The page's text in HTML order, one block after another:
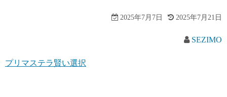
2025年7月7日 2025年7月21日
SEZIMO
プリマステラ賢い選択